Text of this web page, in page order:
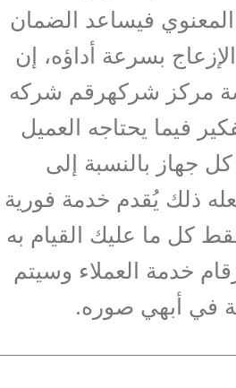
فيساعد الضمان
بسرعة أداؤه، إن
مركز شركهرقم شركه
فيما يحتاجه العميل
جهاز بالنسبة إلى
ذلك يُقدم خدمة فورية
كل ما عليك القيام به
خدمة العملاء وسيتم
في أبهي صوره.